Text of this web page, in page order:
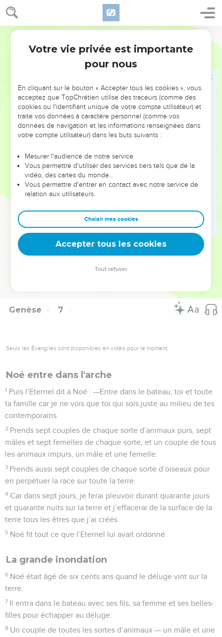
Genèse 6
mètres de hauteur.
Tu ménageras une ouverture dans le haut du bateau : un
espace de cinquante centimètres entre les côtés et le toit
que tu fixeras par-dessus. Tu mettras la porte du bateau sur
le côté. A l’intérieur, tu disposeras trois étages.
détruire, sous le ciel, tout être animé de vie. Tout ce qui est
sur la terre périra.
Mais j’établirai mon alliance avec toi et tu entreras dans le
bateau, toi, tes fils, ta femme et tes belles-filles avec toi.
Tu feras aussi entrer dans le bateau un couple de tous les
êtres vivants, c’est-à-dire un mâle et une femelle de tous les
animaux, pour qu’ils restent en vie avec toi.
De toutes les sortes d’oiseaux, de quadrupèdes et
d’animaux qui se meuvent à ras de terre, un couple viendra
Procure-toi aussi toutes sortes d’aliments et fais-en
provision pour vous en nourrir, toi et eux.
Noé obéit et fit tout comme Dieu le lui avait ordonné.
La Bible Du Semeur Copyright © 1992, 1999 by Biblica, Inc.® Used by permission.
Genèse 7
Seuls les Évangiles sont disponibles en vidéo pour le moment.
Noé entre dans l'arche
1 Puis l’Eternel dit à Noé : —Entre dans le bateau, toi et toute
ta famille car je ne vois que toi qui sois juste au milieu de tes
contemporains.
2 Prends sept couples de chaque sorte d’animaux purs, sept
mâles et sept femelles de chaque sorte, et un couple de tous
les animaux impurs, un mâle et une femelle.
3 Prends aussi sept couples de chaque sorte d’oiseaux pour
en perpétuer la race sur toute la terre.
4 Car dans sept jours, je ferai pleuvoir durant quarante jours
et quarante nuits sur la terre et j’effacerai de la surface de la
terre tous les êtres que j’ai créés.
5 Noé fit tout ce que l’Eternel lui avait ordonné.
La grande inondation
6 Noé était âgé de six cents ans quand le déluge vint sur la
terre.
7 Il entra dans le bateau avec ses fils, sa femme et ses belles-
filles pour échapper au déluge.
8 Un couple de toutes les sortes d’animaux — un mâle et une
Votre vie privée est importante
pour nous
En cliquant sur le bouton « Accepter tous les cookies », vous
acceptez que TopChrétien utilise des traceurs (comme des
cookies ou l'identifiant unique de votre compte utilisateur) et
traite vos données à caractère personnel (comme vos
données de navigation et les informations renseignées dans
votre compte utilisateur) dans les buts suivants :
Mesurer l'audience de notre service
Vous permettre d'utiliser des services tiers tels que de la
vidéo, des cartes du monde…
Vous permettre d'entrer en contact avec notre service de
relation aux utilisateurs.
Choisir mes cookies
Accepter tous les cookies
Tout refuser